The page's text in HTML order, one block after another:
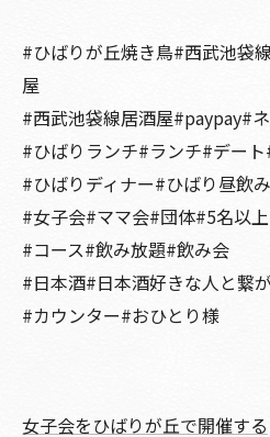
#ひばりが丘焼き鳥#西武池袋
屋
#西武池袋線居酒屋#paypay#
#ひばりランチ#ランチ#デート
#ひばりディナー#ひばり昼飲
#女子会#ママ会#団体#5名以上
#コース#飲み放題#飲み会
#日本酒#日本酒好きな人と繋
#カウンター#おひとり様
女子会をひばりが丘で開催する